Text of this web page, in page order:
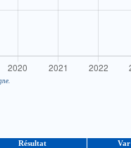
Résultat Var